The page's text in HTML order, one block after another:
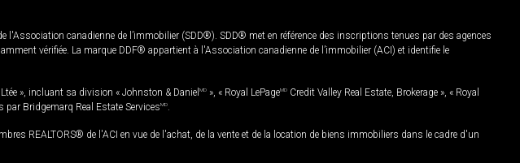
l'Association canadienne de l’immobilier (SDD®). SDD® met en référence des inscriptions tenues par des agences
vérifiée. La marque DDF® appartient à l'Association canadienne de l’immobilier (ACI) et identifie le
Ltée », incluant sa division « Johnston & Daniel MD », « Royal LePageMD Credit Valley Real Estate, Brokerage », « Royal
Bridgemarq Real Estate ServicesMD
REALTORS® de l'ACI en vue de l'achat, de la vente et de la location de biens immobiliers dans le cadre d'un